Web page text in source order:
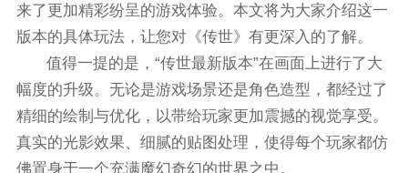
来了更加精彩纷呈的游戏体验。本文将为大家介绍这一
版本的具体玩法，让您对《传世》有更深入的了解。
值得一提的是，“传世最新版本”在画面上进行了大
幅度的升级。无论是游戏场景还是角色造型，都经过了
精细的绘制与优化，以带给玩家更加震撼的视觉享受。
真实的光影效果、细腻的贴图处理，使得每个玩家都仿
佛置身于一个充满魔幻奇幻的世界之中。